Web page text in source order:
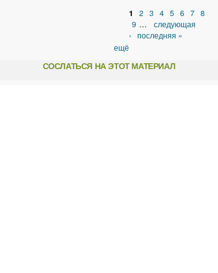
т
р
1 2 3 4 5 6 7 8
9 …
следующая
›
последняя »
ещё
СОСЛАТЬСЯ НА ЭТОТ МАТЕРИАЛ